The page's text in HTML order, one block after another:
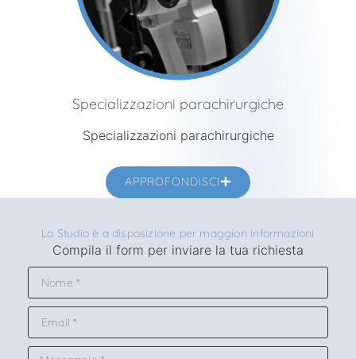
Specializzazioni parachirurgiche
Specializzazioni parachirurgiche
APPROFONDISCI
Lo Studio è a disposizione per maggiori informazioni
Compila il form per inviare la tua richiesta